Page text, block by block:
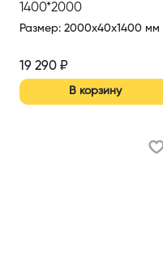
1400*2000
Размер: 2000x40x1400 мм
19 290 ₽
В корзину